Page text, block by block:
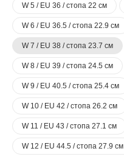
W 5 / EU 36 / стопа 22 см
W 6 / EU 36.5 / стопа 22.9 см
W 7 / EU 38 / стопа 23.7 см
W 8 / EU 39 / стопа 24.5 см
W 9 / EU 40.5 / стопа 25.4 см
W 10 / EU 42 / стопа 26.2 см
W 11 / EU 43 / стопа 27.1 см
W 12 / EU 44.5 / стопа 27.9 см